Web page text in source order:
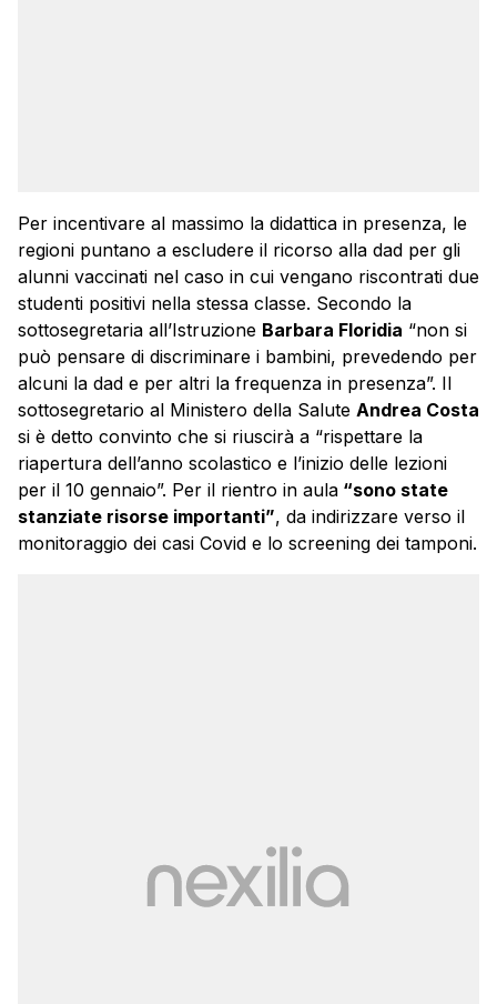
Per incentivare al massimo la didattica in presenza, le
regioni puntano a escludere il ricorso alla dad per gli
alunni vaccinati nel caso in cui vengano riscontrati due
studenti positivi nella stessa classe. Secondo la
sottosegretaria all’Istruzione Barbara Floridia “non si
può pensare di discriminare i bambini, prevedendo per
alcuni la dad e per altri la frequenza in presenza”. Il
sottosegretario al Ministero della Salute Andrea Costa
si è detto convinto che si riuscirà a “rispettare la
riapertura dell’anno scolastico e l’inizio delle lezioni
per il 10 gennaio”. Per il rientro in aula “sono state
stanziate risorse importanti”, da indirizzare verso il
monitoraggio dei casi Covid e lo screening dei tamponi.